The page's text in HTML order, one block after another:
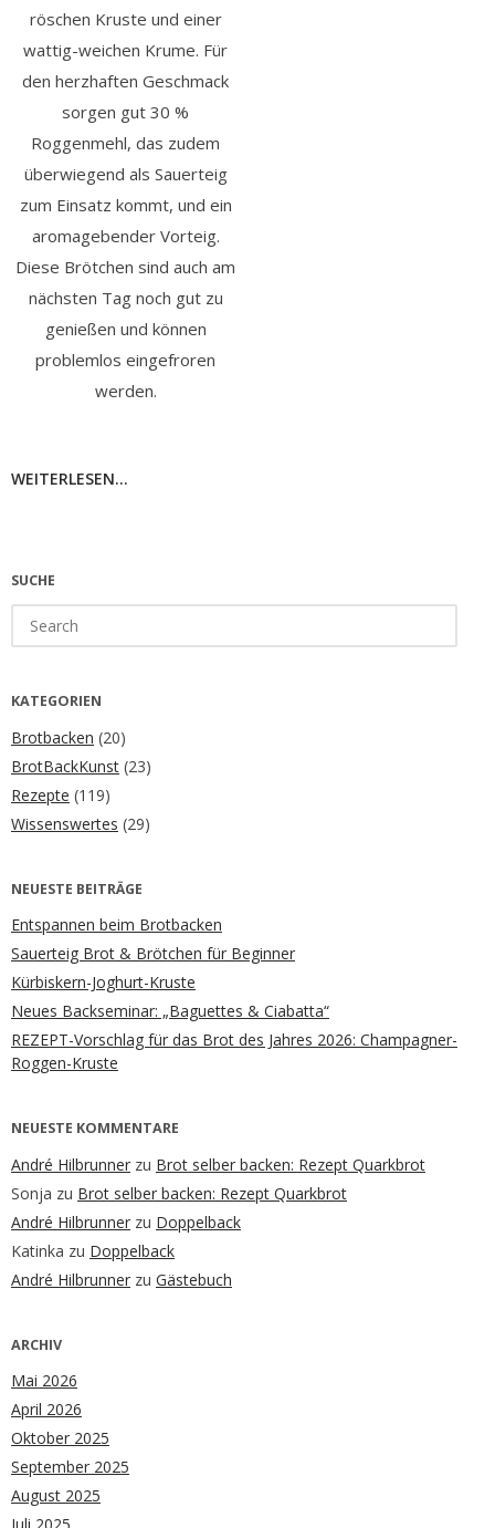
röschen Kruste und einer
wattig-weichen Krume. Für
den herzhaften Geschmack
sorgen gut 30 %
Roggenmehl, das zudem
überwiegend als Sauerteig
zum Einsatz kommt, und ein
aromagebender Vorteig.
Diese Brötchen sind auch am
nächsten Tag noch gut zu
genießen und können
problemlos eingefroren
werden.
WEITERLESEN...
SUCHE
for:
KATEGORIEN
Brotbacken (20)
BrotBackKunst (23)
Rezepte (119)
Wissenswertes (29)
NEUESTE BEITRÄGE
Entspannen beim Brotbacken
Sauerteig Brot & Brötchen für Beginner
Kürbiskern-Joghurt-Kruste
Neues Backseminar: „Baguettes & Ciabatta“
REZEPT-Vorschlag für das Brot des Jahres 2026: Champagner-
Roggen-Kruste
NEUESTE KOMMENTARE
André Hilbrunner zu Brot selber backen: Rezept Quarkbrot
Sonja zu Brot selber backen: Rezept Quarkbrot
André Hilbrunner zu Doppelback
Katinka zu Doppelback
André Hilbrunner zu Gästebuch
ARCHIV
Mai 2026
April 2026
Oktober 2025
September 2025
August 2025